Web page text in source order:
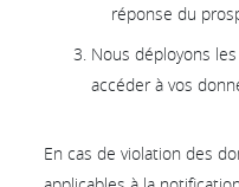
réponse du
Nous déployons
accéder à vos
En cas de violation des